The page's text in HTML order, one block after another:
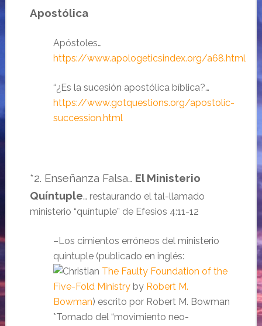
Apostólica
Apóstoles…
https://www.apologeticsindex.org/a68.html
“¿Es la sucesión apostólica bíblica?…
https://www.gotquestions.org/apostolic-
succession.html
*2. Enseñanza Falsa… El Ministerio
Quíntuple… restaurando el tal-llamado
ministerio “quíntuple” de Efesios 4:11-12
–Los cimientos erróneos del ministerio
quíntuple (publicado en inglés:
The Faulty Foundation of the
Five-Fold Ministryby Robert M.
Bowman) escrito por Robert M. Bowman
*Tomado del “movimiento neo-